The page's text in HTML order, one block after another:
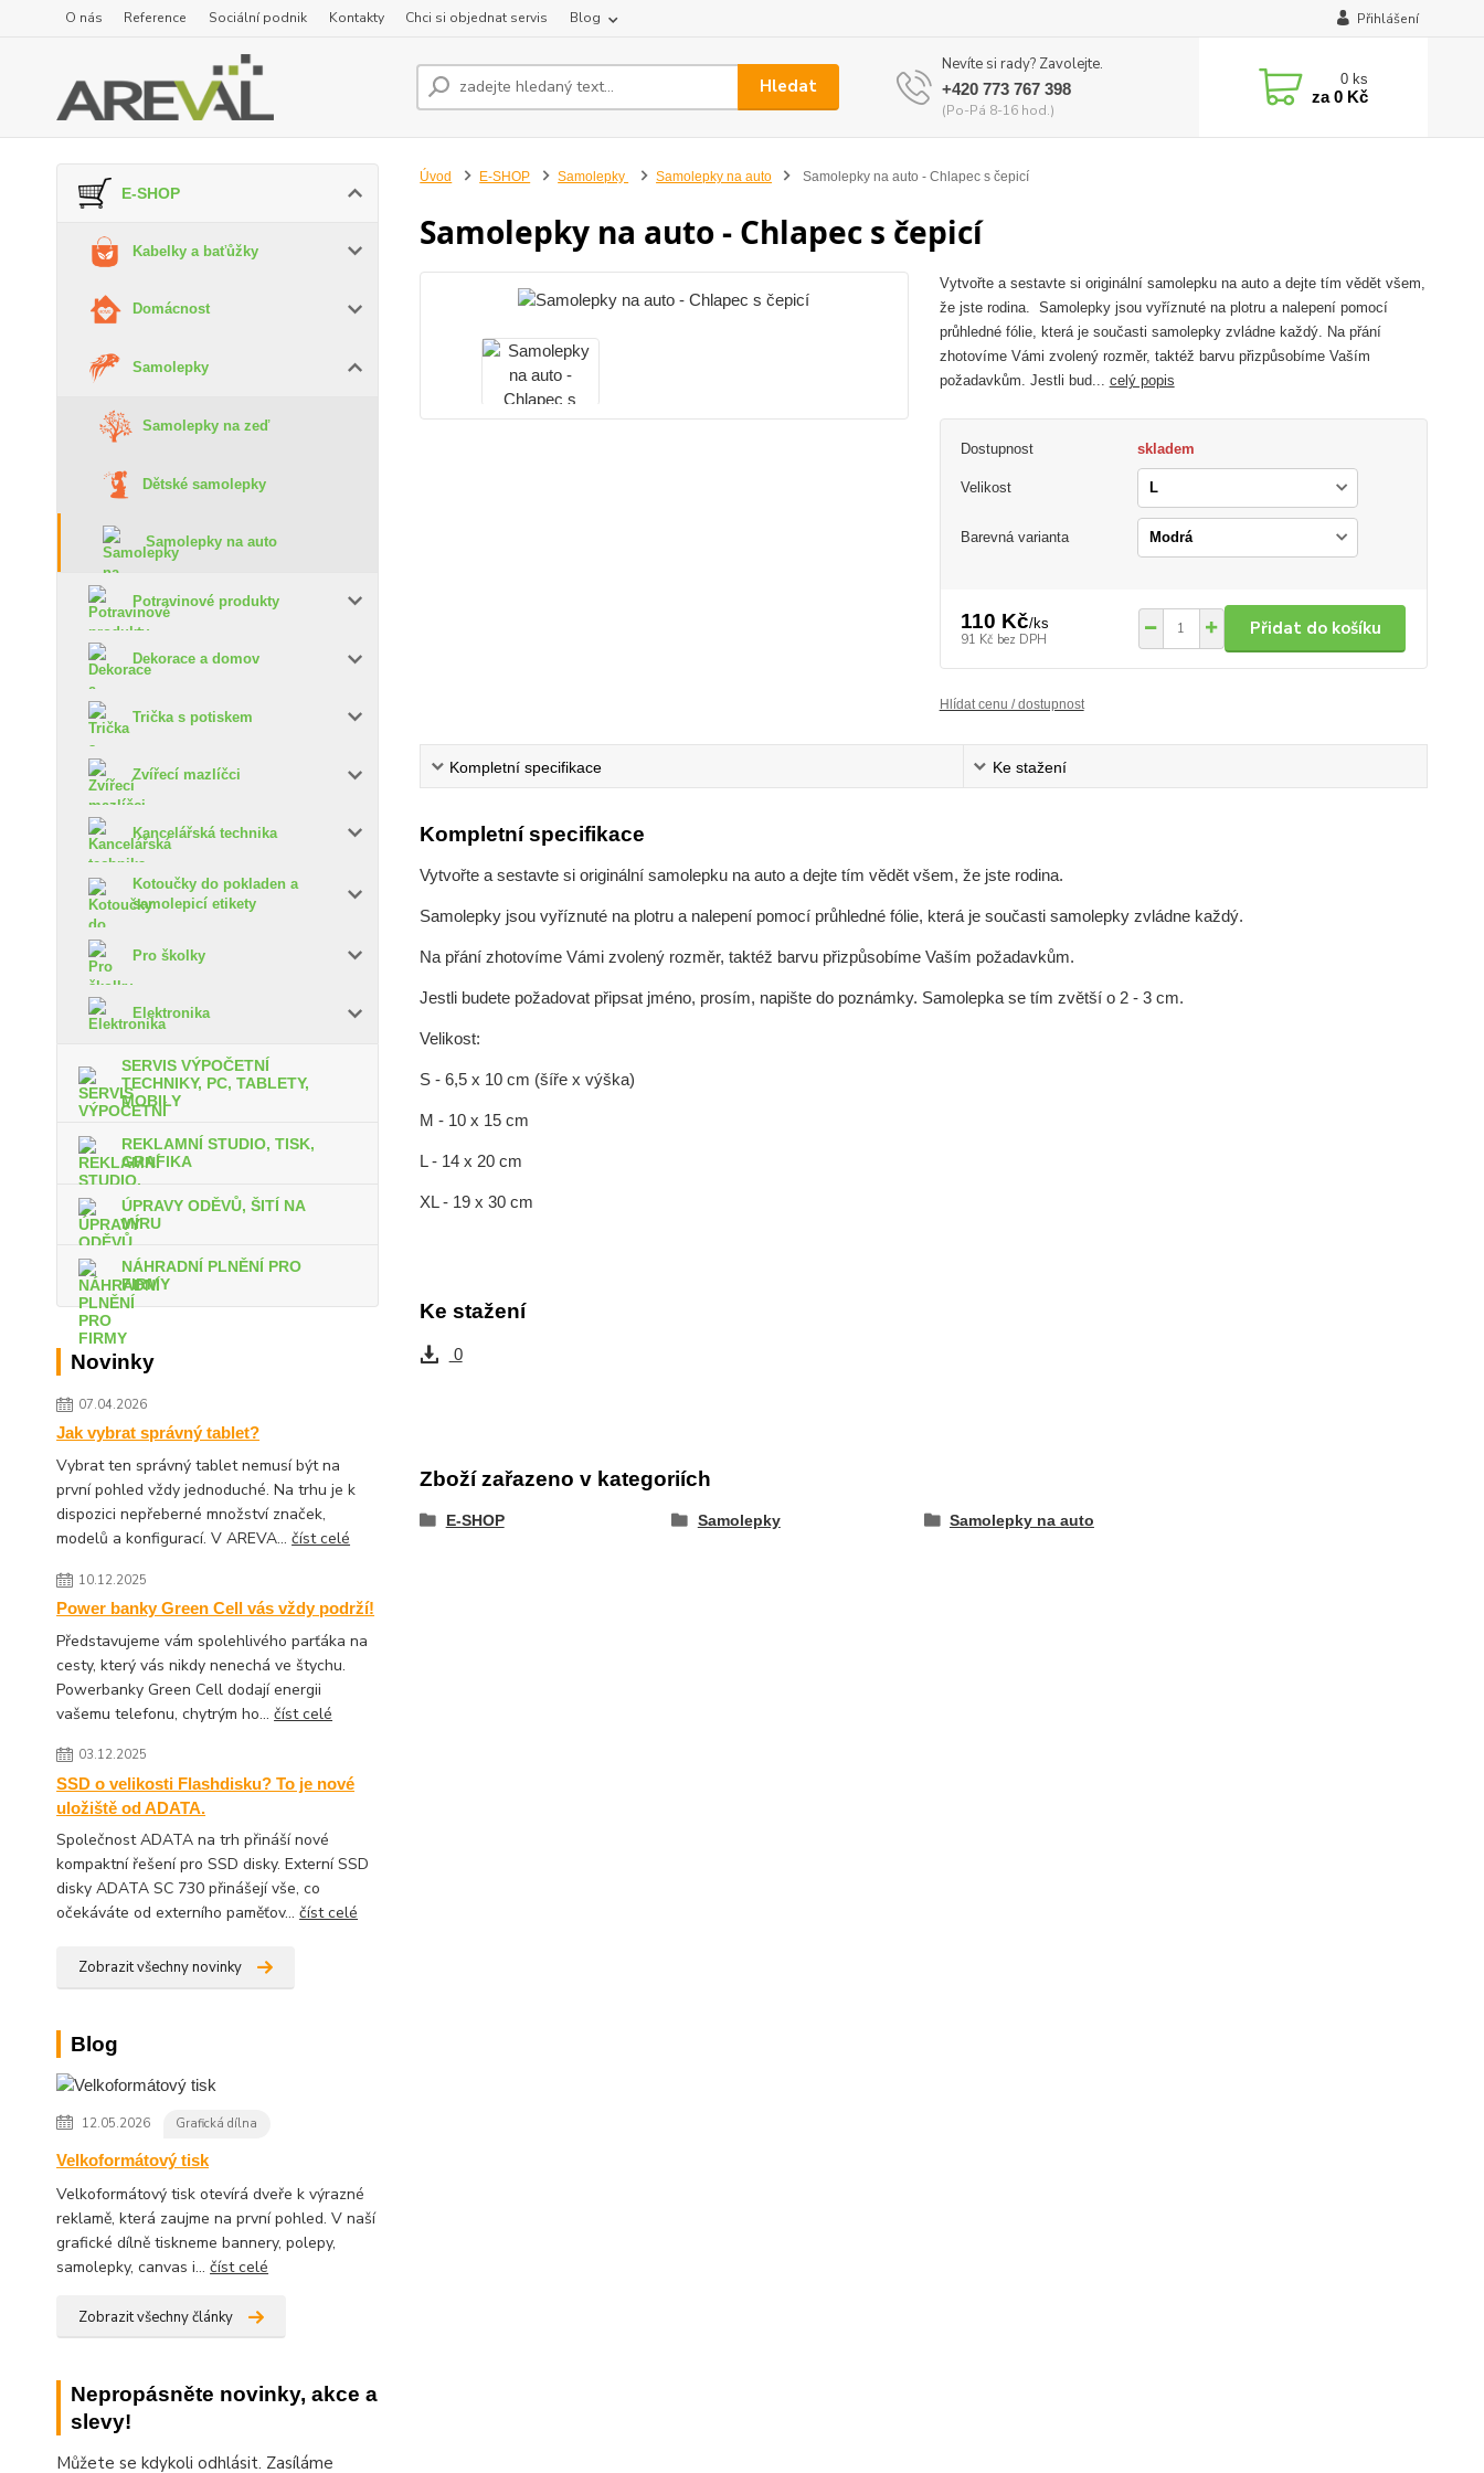
O nás Reference Sociální podnik Kontakty Chci si objednat servis Blog Přihlášení
Hledat
Nevíte si rady? Zavolejte.
+420 773 767 398
(Po-Pá 8-16 hod.)
0 ks
za0 Kč
E-SHOP
Kabelky a baťůžky
Domácnost
Samolepky
Samolepky na zeď
Dětské samolepky
Samolepky na auto
Potravinové produkty
Dekorace a domov
Trička s potiskem
Zvířecí mazlíčci
Kancelářská technika
Kotoučky do pokladen a
samolepicí etikety
Pro školky
Elektronika
SERVIS VÝPOČETNÍ
TECHNIKY, PC, TABLETY,
MOBILY
REKLAMNÍ STUDIO, TISK,
GRAFIKA
ÚPRAVY ODĚVŮ, ŠITÍ NA
MÍRU
NÁHRADNÍ PLNĚNÍ PRO
FIRMY
Novinky
07.04.2026
Jak vybrat správný tablet?
Vybrat ten správný tablet nemusí být na
první pohled vždy jednoduché. Na trhu je k
dispozici nepřeberné množství značek,
modelů a konfigurací. V AREVA...číst celé
10.12.2025
Power banky Green Cell vás vždy podrží!
Představujeme vám spolehlivého parťáka na
cesty, který vás nikdy nenechá ve štychu.
Powerbanky Green Cell dodají energii
vašemu telefonu, chytrým ho...číst celé
03.12.2025
SSD o velikosti Flashdisku? To je nové
uložiště od ADATA.
Společnost ADATA na trh přináší nové
kompaktní řešení pro SSD disky. Externí SSD
disky ADATA SC 730 přinášejí vše, co
očekáváte od externího paměťov...číst celé
Zobrazit všechny novinky
Blog
12.05.2026 Grafická dílna
Velkoformátový tisk
Velkoformátový tisk otevírá dveře k výrazné
reklamě, která zaujme na první pohled. V naší
grafické dílně tiskneme bannery, polepy,
samolepky, canvas i...číst celé
Zobrazit všechny články
Nepropásněte novinky, akce a
slevy!
Můžete se kdykoli odhlásit. Zasíláme
Úvod E-SHOP Samolepky Samolepky na auto Samolepky na auto - Chlapec s čepicí
Samolepky na auto - Chlapec s čepicí
Vytvořte a sestavte si originální samolepku na auto a dejte tím vědět všem,
že jste rodina. Samolepky jsou vyříznuté na plotru a nalepení pomocí
průhledné fólie, která je současti samolepky zvládne každý. Na přání
zhotovíme Vámi zvolený rozměr, taktéž barvu přizpůsobíme Vaším
požadavkům. Jestli bud... celý popis
Dostupnost skladem
Velikost
Barevná varianta
110 Kč/ks
91 Kč bez DPH
Přidat do košíku
Hlídat cenu / dostupnost
Kompletní specifikace Ke stažení
Kompletní specifikace
Vytvořte a sestavte si originální samolepku na auto a dejte tím vědět všem, že jste rodina.
Samolepky jsou vyříznuté na plotru a nalepení pomocí průhledné fólie, která je současti samolepky zvládne každý.
Na přání zhotovíme Vámi zvolený rozměr, taktéž barvu přizpůsobíme Vaším požadavkům.
Jestli budete požadovat připsat jméno, prosím, napište do poznámky. Samolepka se tím zvětší o 2 - 3 cm.
Velikost:
S - 6,5 x 10 cm (šíře x výška)
M - 10 x 15 cm
L - 14 x 20 cm
XL - 19 x 30 cm
Ke stažení
0
Zboží zařazeno v kategoriích
E-SHOP Samolepky Samolepky na auto